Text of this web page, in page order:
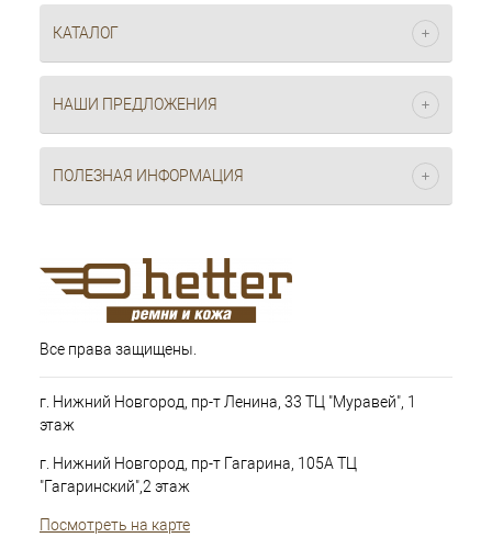
КАТАЛОГ
НАШИ ПРЕДЛОЖЕНИЯ
ПОЛЕЗНАЯ ИНФОРМАЦИЯ
Все права защищены.
г. Нижний Новгород, пр-т Ленина, 33 ТЦ "Муравей", 1
этаж
г. Нижний Новгород, пр-т Гагарина, 105А ТЦ
"Гагаринский",2 этаж
Посмотреть на карте